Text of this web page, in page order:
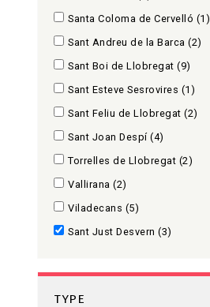
Santa Coloma de Cervelló (1)
Sant Andreu de la Barca (2)
Sant Boi de Llobregat (9)
Sant Esteve Sesrovires (1)
Sant Feliu de Llobregat (2)
Sant Joan Despí (4)
Torrelles de Llobregat (2)
Vallirana (2)
Viladecans (5)
Sant Just Desvern (3)
TYPE